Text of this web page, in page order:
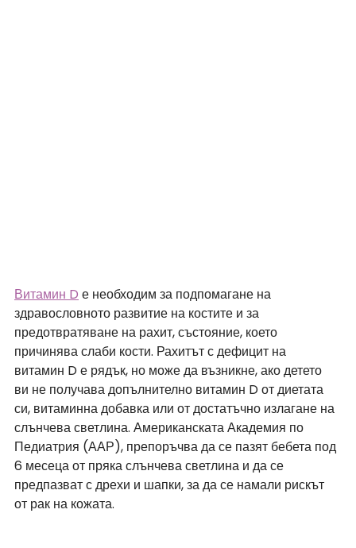
Витамин D е необходим за подпомагане на
здравословното развитие на костите и за
предотвратяване на рахит, състояние, което
причинява слаби кости. Рахитът с дефицит на
витамин D е рядък, но може да възникне, ако детето
ви не получава допълнително витамин D от диетата
си, витаминна добавка или от достатъчно излагане на
слънчева светлина. Американската Академия по
Педиатрия (ААР), препоръчва да се пазят бебета под
6 месеца от пряка слънчева светлина и да се
предпазват с дрехи и шапки, за да се намали рискът
от рак на кожата.